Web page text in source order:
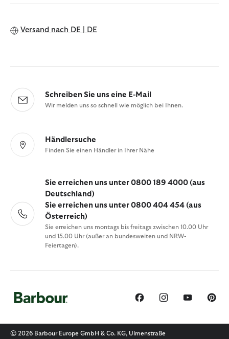
Versand nach DE | DE
Schreiben Sie uns eine E-Mail
Wir melden uns so schnell wie möglich bei Ihnen.
Händlersuche
Finden Sie einen Händler in Ihrer Nähe
Sie erreichen uns unter 0800 189 4000 (aus
Deutschland)
Sie erreichen uns unter 0800 404 454 (aus
Österreich)
Sie erreichen uns montags bis freitags zwischen 10.00 Uhr
und 15.00 Uhr (außer an bundesweiten und NRW-
Feiertagen).
© 2026 Barbour Europe GmbH & Co. KG, Ulmenstraße